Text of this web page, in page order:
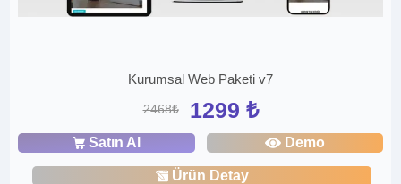
Kurumsal Web Paketi v7
2468₺ 1299 ₺
Satın Al Demo
Ürün Detay